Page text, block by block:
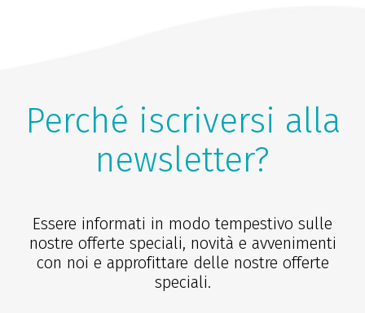
Perché iscriversi alla
newsletter?
Essere informati in modo tempestivo sulle
nostre offerte speciali, novità e avvenimenti
con noi e approfittare delle nostre offerte
speciali.